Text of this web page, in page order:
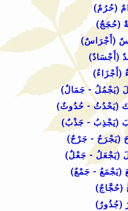
(حُرُمٌ)
(حُجَجٌ)
(أَجْرَاسٌ)
(أَجْسَادٌ)
(أَجْزَاءٌ)
(يَجْمُلُ - جَمَالٌ)
(يَحْدُثُ - حُدُوثٌ)
(يَجْذِبُ - جَذْبٌ)
(يَجْرَحُ - جَرْحٌ)
(يَجْعَلُ - جَعْلٌ)
(يَجْمَعُ - جَمْعٌ)
(حُجَّاجٌ)
(جُذُورٌ)